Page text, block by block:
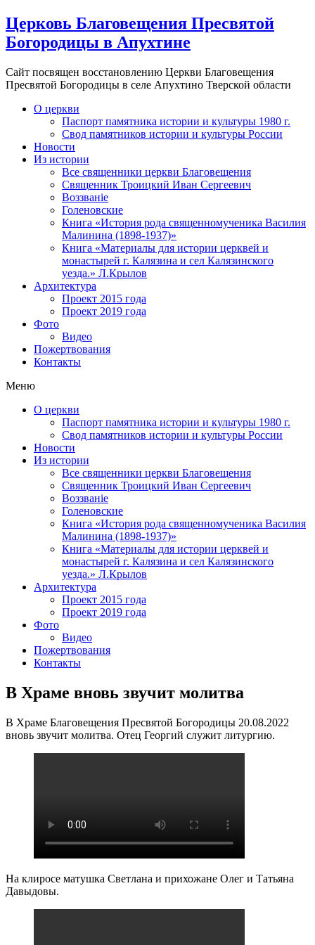
Церковь Благовещения Пресвятой
Богородицы в Апухтине
Сайт посвящен восстановлению Церкви Благовещения
Пресвятой Богородицы в селе Апухтино Тверской области
О церкви
Паспорт памятника истории и культуры 1980 г.
Свод памятников истории и культуры России
Новости
Из истории
Все священники церкви Благовещения
Священник Троицкий Иван Сергеевич
Воззванiе
Голеновские
Книга «История рода священномученика Василия
Малинина (1898-1937)»
Книга «Материалы для истории церквей и
монастырей г. Калязина и сел Калязинского
уезда.» Л.Крылов
Архитектура
Проект 2015 года
Проект 2019 года
Фото
Видео
Пожертвования
Контакты
Меню
О церкви
Паспорт памятника истории и культуры 1980 г.
Свод памятников истории и культуры России
Новости
Из истории
Все священники церкви Благовещения
Священник Троицкий Иван Сергеевич
Воззванiе
Голеновские
Книга «История рода священномученика Василия
Малинина (1898-1937)»
Книга «Материалы для истории церквей и
монастырей г. Калязина и сел Калязинского
уезда.» Л.Крылов
Архитектура
Проект 2015 года
Проект 2019 года
Фото
Видео
Пожертвования
Контакты
В Храме вновь звучит молитва
В Храме Благовещения Пресвятой Богородицы 20.08.2022
вновь звучит молитва. Отец Георгий служит литургию.
На клиросе матушка Светлана и прихожане Олег и Татьяна
Давыдовы.